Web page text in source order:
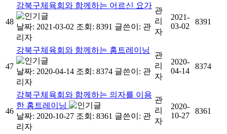
48
강북구체육회와 함께하는 어르신 요가
날짜: 2021-03-02 조회: 8391 글쓴이: 관
리자
관
리
자
2021-
03-02
8391
47
강북구체육회와 함께하는 홈트레이닝
날짜: 2020-04-14 조회: 8374 글쓴이: 관
리자
관
리
자
2020-
04-14
8374
46
강북구체육회와 함께하는 의자를 이용
한 홈트레이닝
날짜: 2020-10-27 조회: 8361 글쓴이: 관
리자
관
리
자
2020-
10-27
8361